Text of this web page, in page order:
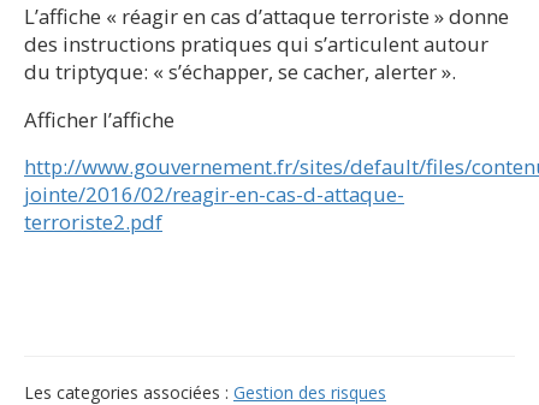
L’affiche « réagir en cas d’attaque terroriste » donne
des instructions pratiques qui s’articulent autour
du triptyque: « s’échapper, se cacher, alerter ».
Afficher l’affiche
http://www.gouvernement.fr/sites/default/files/
jointe/2016/02/reagir-en-cas-d-attaque-
terroriste2.pdf
Les categories associées : Gestion des risques